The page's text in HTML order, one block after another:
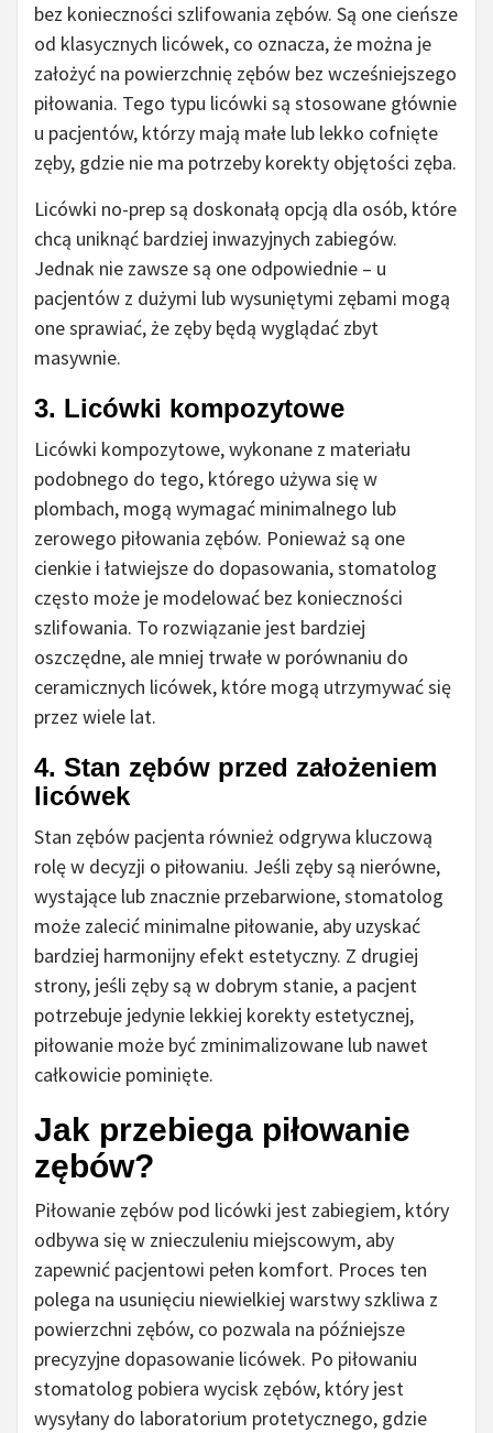
bez konieczności szlifowania zębów. Są one cieńsze
od klasycznych licówek, co oznacza, że można je
założyć na powierzchnię zębów bez wcześniejszego
piłowania. Tego typu licówki są stosowane głównie
u pacjentów, którzy mają małe lub lekko cofnięte
zęby, gdzie nie ma potrzeby korekty objętości zęba.
Licówki no-prep są doskonałą opcją dla osób, które
chcą uniknąć bardziej inwazyjnych zabiegów.
Jednak nie zawsze są one odpowiednie – u
pacjentów z dużymi lub wysuniętymi zębami mogą
one sprawiać, że zęby będą wyglądać zbyt
masywnie.
3. Licówki kompozytowe
Licówki kompozytowe, wykonane z materiału
podobnego do tego, którego używa się w
plombach, mogą wymagać minimalnego lub
zerowego piłowania zębów. Ponieważ są one
cienkie i łatwiejsze do dopasowania, stomatolog
często może je modelować bez konieczności
szlifowania. To rozwiązanie jest bardziej
oszczędne, ale mniej trwałe w porównaniu do
ceramicznych licówek, które mogą utrzymywać się
przez wiele lat.
4. Stan zębów przed założeniem
licówek
Stan zębów pacjenta również odgrywa kluczową
rolę w decyzji o piłowaniu. Jeśli zęby są nierówne,
wystające lub znacznie przebarwione, stomatolog
może zalecić minimalne piłowanie, aby uzyskać
bardziej harmonijny efekt estetyczny. Z drugiej
strony, jeśli zęby są w dobrym stanie, a pacjent
potrzebuje jedynie lekkiej korekty estetycznej,
piłowanie może być zminimalizowane lub nawet
całkowicie pominięte.
Jak przebiega piłowanie
zębów?
Piłowanie zębów pod licówki jest zabiegiem, który
odbywa się w znieczuleniu miejscowym, aby
zapewnić pacjentowi pełen komfort. Proces ten
polega na usunięciu niewielkiej warstwy szkliwa z
powierzchni zębów, co pozwala na późniejsze
precyzyjne dopasowanie licówek. Po piłowaniu
stomatolog pobiera wycisk zębów, który jest
wysyłany do laboratorium protetycznego, gdzie